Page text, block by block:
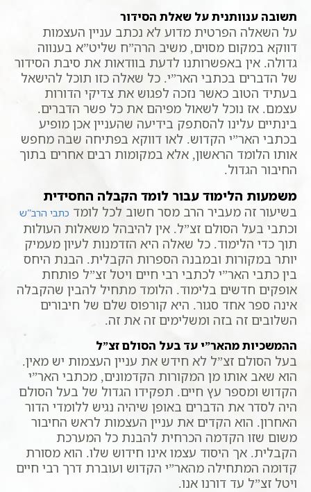
תשובה ענוותנית על שאלת הסידור
על השאלה הפרטית מדוע לא נכתב עניין העצמות
דווקא במקום מסוים, משיב הרה”ח שליט”א בענווה
גדולה. אין באפשרותנו לדעת בוודאות את סיבת הסידור
של הדברים בכתבי האר”י. כל שאלה כזו תוכל להישאל
בעתיד הטוב כאשר נזכה לפגוש את צדיקי הדורות
עצמם. אז נוכל לשאול מפיהם את כל פשר הדברים.
בינתיים עלינו להסתפק בידיעה שהעניין אכן מופיע
בכתבי האר”י הקדוש. לאו דווקא בפתיחה שבה מחפש
אותו הלומד הראשון, אלא במקומות רבים אחרים בתוך
החיבור הגדול.
משמעות הלימוד עבור לומד הקבלה החסידית
בשיעור זה מעביר הרב מסר חשוב לכל לומד כתבי הרב”ש
וכתבי בעל הסולם זצ”ל. אין להיבהל משאלות העולות
תוך כדי הלימוד. כל שאלה היא הזדמנות לעיון מעמיק
יותר במקורות ובמבנה הספרות הקבלית. הבנת היחס
בין כתבי האר”י לכתבי רבי חיים ויטל זצ”ל פותחת
אופקים חדשים בלימוד. הלומד מתחיל להבין שהקבלה
אינה ספר אחד סגור. היא קורפוס שלם של חיבורים
השלובים זה בזה ומשלימים זה את זה.
ההמשכיות מהאר”י עד בעל הסולם זצ”ל
בעל הסולם זצ”ל לא חידש את עניין העצמות יש מאין.
הוא שאב אותו מן המקורות הקדמונים, מכתבי האר”י
הקדוש ומספר עץ חיים. תפקידו הגדול של בעל הסולם
היה לסדר את הדברים באופן שיהיה נגיש ללומדי הדור
האחרון. הוא הקדים את עניין העצמות לראש החיבור
משום שזו הקדמה הכרחית להבנת כל המערכת
הקבלית. אך היסוד עצמו אינו חידוש שלו. הוא מסורת
קדומה המתחילה מהאר”י הקדוש ועוברת דרך רבי חיים
ויטל זצ”ל עד דורנו אנו.